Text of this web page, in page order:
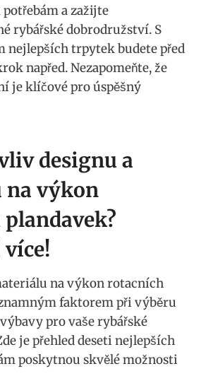
a zažijte
rybářské dobrodružství. S
nejlepších trpytek budete ⁣před
⁢napřed. Nezapomeňte, že
je klíčové‍ pro úspěšný
designu a
na výkon
na‍ výkon rotacních
faktorem při ​výběru
‌pro vaše rybářské
⁣je přehled deseti nejlepších
⁣poskytnou skvělé možnosti